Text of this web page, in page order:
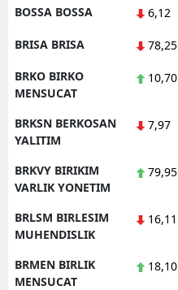
BOSSA BOSSA 6,12
BRISA BRISA 78,25
BRKO BIRKO
MENSUCAT
10,70
BRKSN BERKOSAN
YALITIM
7,97
BRKVY BIRIKIM
VARLIK YONETIM
79,95
BRLSM BIRLESIM
MUHENDISLIK
16,11
BRMEN BIRLIK
MENSUCAT
18,10